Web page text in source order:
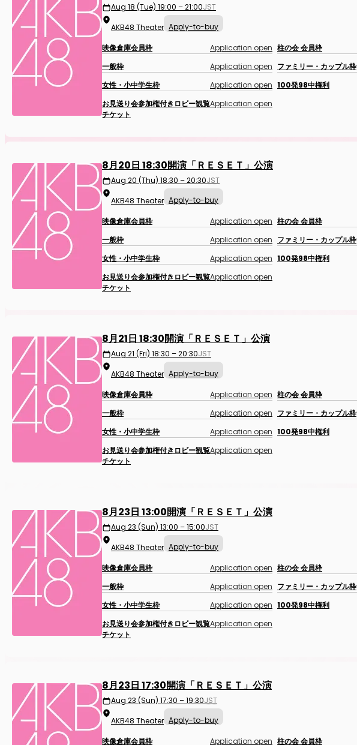
Aug 18 (Tue) 19:00 – 21:00JST
AKB48 Theater Apply-to-buy
映像倉庫会員枠 Application open 柱の会 会員枠
一般枠
Application open ファミリー・カップル枠
女性・小中学生枠
Application open 100発98中権利
お見送り会参加権付きロビー観覧
チケット
Application open
8月20日 18:30開演「ＲＥＳＥＴ」公演
Aug 20 (Thu) 18:30 – 20:30JST
AKB48 Theater Apply-to-buy
映像倉庫会員枠 Application open 柱の会 会員枠
一般枠
Application open ファミリー・カップル枠
女性・小中学生枠
Application open 100発98中権利
お見送り会参加権付きロビー観覧
チケット
Application open
8月21日 18:30開演「ＲＥＳＥＴ」公演
Aug 21 (Fri) 18:30 – 20:30JST
AKB48 Theater Apply-to-buy
映像倉庫会員枠 Application open 柱の会 会員枠
一般枠
Application open ファミリー・カップル枠
女性・小中学生枠
Application open 100発98中権利
お見送り会参加権付きロビー観覧
チケット
Application open
8月23日 13:00開演「ＲＥＳＥＴ」公演
Aug 23 (Sun) 13:00 – 15:00JST
AKB48 Theater Apply-to-buy
映像倉庫会員枠 Application open 柱の会 会員枠
一般枠
Application open ファミリー・カップル枠
女性・小中学生枠
Application open 100発98中権利
お見送り会参加権付きロビー観覧
チケット
Application open
8月23日 17:30開演「ＲＥＳＥＴ」公演
Aug 23 (Sun) 17:30 – 19:30JST
AKB48 Theater Apply-to-buy
映像倉庫会員枠 Application open 柱の会 会員枠